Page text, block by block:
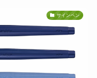
サインペン